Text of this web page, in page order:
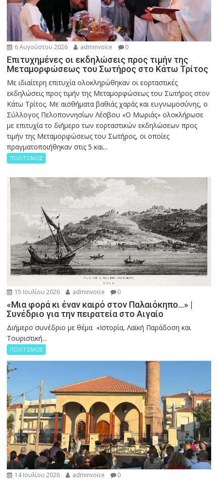
6 Αυγούστου 2026 adminvoice 0
Επιτυχημένες οι εκδηλώσεις προς τιμήν της
Μεταμορφώσεως του Σωτήρος στο Κάτω Τρίτος
Με ιδιαίτερη επιτυχία ολοκληρώθηκαν οι εορταστικές
εκδηλώσεις προς τιμήν της Μεταμορφώσεως του Σωτήρος στον
Κάτω Τρίτος. Με αισθήματα βαθιάς χαράς και ευγνωμοσύνης, ο
Σύλλογος Πελοποννησίων Λέσβου «Ο Μωριάς» ολοκλήρωσε
με επιτυχία το διήμερο των εορταστικών εκδηλώσεων προς
τιμήν της Μεταμορφώσεως του Σωτήρος, οι οποίες
πραγματοποιήθηκαν στις 5 και...
ΠΟΛΙΤΙΣΜΟΣ
15 Ιουλίου 2026 adminvoice 0
«Μια φορά κι έναν καιρό στον Παλαιόκηπο…» |
Συνέδριο για την πειρατεία στο Αιγαίο
Διήμερο συνέδριο με θέμα «Ιστορία, Λαϊκή Παράδοση και
Τουριστική...
ΠΟΛΙΤΙΣΜΟΣ
14 Ιουλίου 2026 adminvoice 0